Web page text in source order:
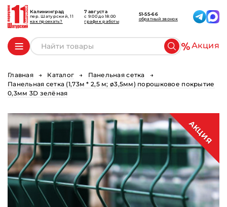
Калининград
пер. Шатурский, 11
как проехать?
7 августа
c 9:00 до 18:00
график работы
51-55-66
обратный звонок
Акция
Главная Каталог
Панельная сетка
Панельная сетка (1,73м * 2,5 м; ø3,5мм) порошковое покрытие
0,3мм 3D зелёная
АКЦИЯ